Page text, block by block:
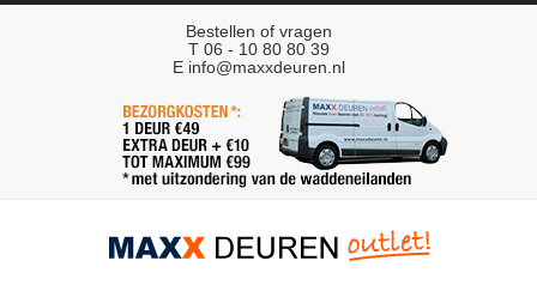
Bestellen of vragen
T 06 - 10 80 80 39
E info@maxxdeuren.nl